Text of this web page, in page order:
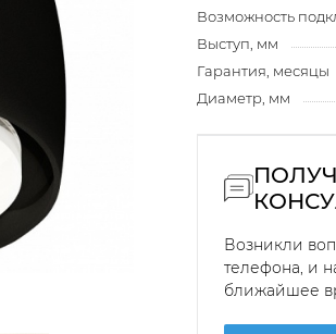
Возможность
Выступ, мм
Гарантия, месяцы
Диаметр, мм
Возникли
телефона, и
ближайшее